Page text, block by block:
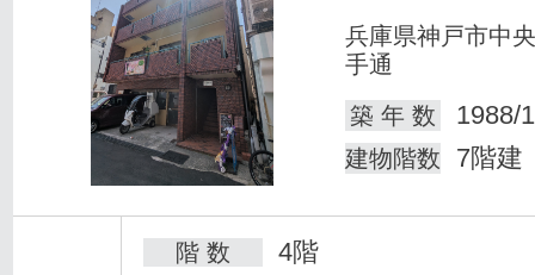
兵庫県神戸市中
手通
築 年 数
1988/
建物階数 7階建
階 数 4階